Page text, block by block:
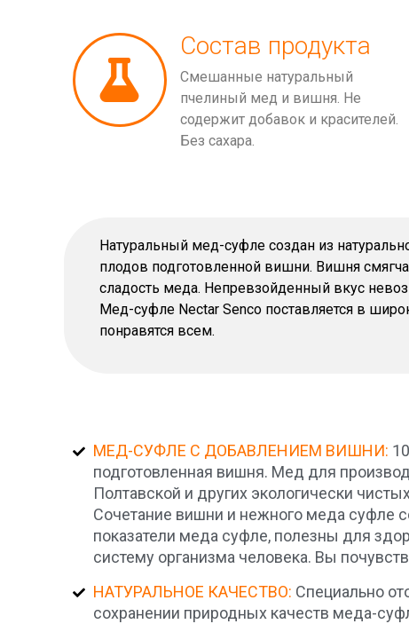
Состав продукта
Смешанные натуральный
пчелиный мед и вишня. Не
содержит добавок и красителей.
Без сахара.
Натуральный мед-суфле создан из
плодов подготовленной вишни. Вишня
сладость меда. Непревзойденный вкус
Мед-суфле Nectar Senco поставляется в
понравятся всем.
МЕД-СУФЛЕ С ДОБАВЛЕНИЕМ ВИШНИ:
подготовленная вишня. Мед для
Полтавской и других экологически
Сочетание вишни и нежного меда суфле
показатели меда суфле, полезны для
систему организма человека. Вы
НАТУРАЛЬНОЕ КАЧЕСТВО: Специально
сохранении природных качеств меда-